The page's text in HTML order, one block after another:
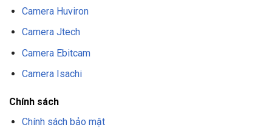
Camera Huviron
Camera Jtech
Camera Ebitcam
Camera Isachi
Chính sách
Chính sách bảo mật